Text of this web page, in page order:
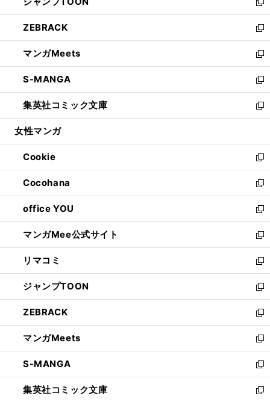
開
く
ド
ウ
で
開
く
ィ
ン
ド
ウ
で
開
く
い
ウ
ィ
ン
ド
ウ
で
開
く
新
し
い
ウ
ィ
ン
ド
ウ
で
開
ZEBRACK
新
し
い
ウ
ィ
ン
ド
ウ
開
く
マンガMeets
新
し
い
ウ
ィ
ン
ウ
で
開
く
S-MANGA
新
し
い
ウ
ン
ド
ウ
で
開
く
集英社コミック文庫
新
し
ウ
ィ
ン
ド
ウ
で
開
く
女性マンガ
Cookie
新
し
い
ウ
ィ
ン
ド
ウ
で
開
く
Cocohana
新
し
い
ウ
ィ
ン
ド
ウ
で
開
く
office YOU
新
し
い
ウ
ィ
ン
ド
ウ
で
開
く
マンガMee公式サイト
新
し
い
ウ
ィ
ン
ド
ウ
で
開
く
リマコミ
新
し
い
ウ
ィ
ン
ド
ウ
で
開
く
ジャンプTOON
新
し
い
ウ
ィ
ン
ド
ウ
で
ZEBRACK
新
し
い
ウ
ィ
ン
ド
マンガMeets
新
し
い
ウ
ィ
S-MANGA
新
し
い
集英社コミック文庫
新